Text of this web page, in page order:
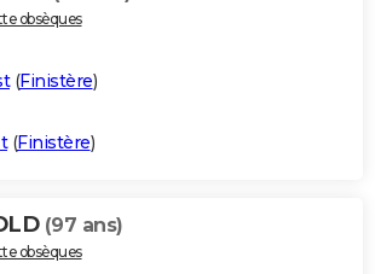
obsèques
(Finistère)
(Finistère)
(97 ans)
obsèques